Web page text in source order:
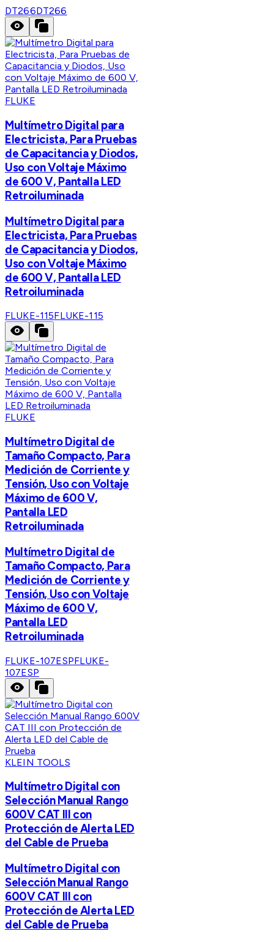
DT266DT266
FLUKE
Multímetro Digital para
Electricista, Para Pruebas
de Capacitancia y Diodos,
Uso con Voltaje Máximo
de 600 V, Pantalla LED
Retroiluminada
Multímetro Digital para
Electricista, Para Pruebas
de Capacitancia y Diodos,
Uso con Voltaje Máximo
de 600 V, Pantalla LED
Retroiluminada
FLUKE-115FLUKE-115
FLUKE
Multímetro Digital de
Tamaño Compacto, Para
Medición de Corriente y
Tensión, Uso con Voltaje
Máximo de 600 V,
Pantalla LED
Retroiluminada
Multímetro Digital de
Tamaño Compacto, Para
Medición de Corriente y
Tensión, Uso con Voltaje
Máximo de 600 V,
Pantalla LED
Retroiluminada
FLUKE-107ESPFLUKE-
107ESP
KLEIN TOOLS
Multímetro Digital con
Selección Manual Rango
600V CAT III con
Protección de Alerta LED
del Cable de Prueba
Multímetro Digital con
Selección Manual Rango
600V CAT III con
Protección de Alerta LED
del Cable de Prueba